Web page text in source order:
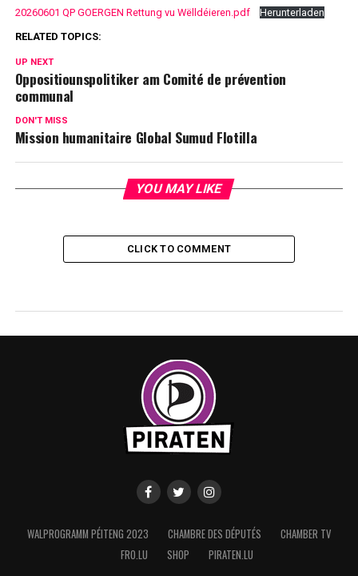
20260601 QP GOERGEN Rettung vu Wëlldéieren.pdf
Herunterladen
RELATED TOPICS:
UP NEXT
Oppositiounspolitiker am Comité de prévention
communal
DON'T MISS
Mission humanitaire Global Sumud Flotilla
YOU MAY LIKE
CLICK TO COMMENT
WALPROGRAMM PÉITENG 2023 CHAMBRE DES DÉPUTÉS
CHAMBER TV
FRO.LU
SHOP PIRATEN.LU